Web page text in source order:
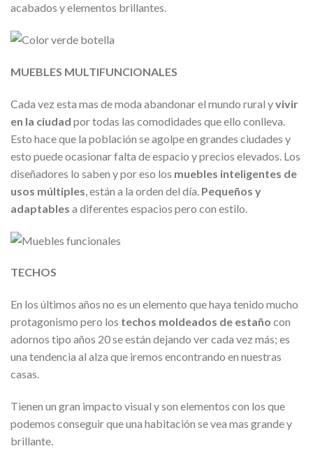
acabados y elementos brillantes.
MUEBLES MULTIFUNCIONALES
Cada vez esta mas de moda abandonar el mundo rural yvivir
en la ciudad por todas las comodidades que ello conlleva.
Esto hace que la población se agolpe en grandes ciudades y
esto puede ocasionar falta de espacio y precios elevados. Los
diseñadores lo saben y por eso los muebles inteligentes de
usos múltiples, están a la orden del día. Pequeños y
adaptables a diferentes espacios pero con estilo.
TECHOS
En los últimos años no es un elemento que haya tenido mucho
protagonismo pero los techos moldeados de estaño con
adornos tipo años 20 se están dejando ver cada vez más; es
una tendencia al alza que iremos encontrando en nuestras
casas.
Tienen un gran impacto visual y son elementos con los que
podemos conseguir que una habitación se vea mas grande y
brillante.